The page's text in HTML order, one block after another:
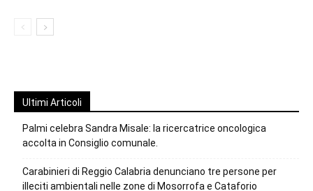
Ultimi Articoli
Palmi celebra Sandra Misale: la ricercatrice oncologica
accolta in Consiglio comunale.
Carabinieri di Reggio Calabria denunciano tre persone per
illeciti ambientali nelle zone di Mosorrofa e Cataforio